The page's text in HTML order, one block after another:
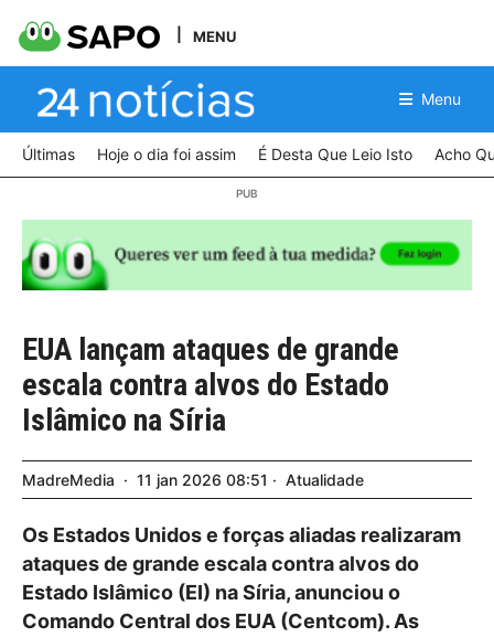
MENU
Menu
Últimas Hoje o dia foi assim É Desta Que Leio Isto Acho
EUA lançam ataques de grande
escala contra alvos do Estado
Islâmico na Síria
MadreMedia 11 jan 2026 08:51 Atualidade
Os Estados Unidos e forças aliadas realizaram
ataques de grande escala contra alvos do
Estado Islâmico (EI) na Síria, anunciou o
Comando Central dos EUA (Centcom). As